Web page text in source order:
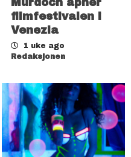
filmfestivalen i
Venezia
1 uke ago
Redaksjonen